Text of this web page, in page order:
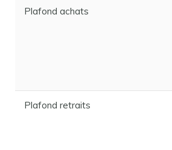
Plafond achats
Plafond retraits